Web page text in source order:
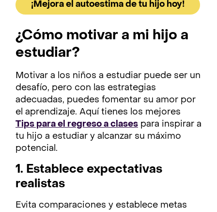
¡Mejora el autoestima de tu hijo hoy!
¿Cómo motivar a mi hijo a
estudiar?
Motivar a los niños a estudiar puede ser un
desafío, pero con las estrategias
adecuadas, puedes fomentar su amor por
el aprendizaje. Aquí tienes los mejores
Tips para el regreso a clases para inspirar a
tu hijo a estudiar y alcanzar su máximo
potencial.
1. Establece expectativas
realistas
Evita comparaciones y establece metas